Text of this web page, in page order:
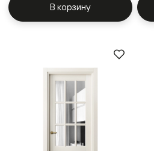
В корзину